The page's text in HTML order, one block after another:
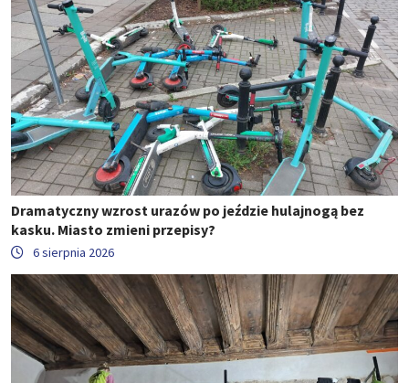
Dramatyczny wzrost urazów po jeździe hulajnogą bez
kasku. Miasto zmieni przepisy?
6 sierpnia 2026